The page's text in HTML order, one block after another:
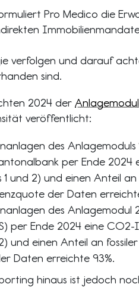
Pro Medico die
verfolgen und darauf
sind.
2024 der
veröffentlicht:
des Anlagemoduls
per Ende
und 2) und einen Anteil
der Daten
des Anlagemodul
per Ende 2024 eine CO2-
und einen Anteil an
Daten erreichte 93%.
hinaus ist jedoch